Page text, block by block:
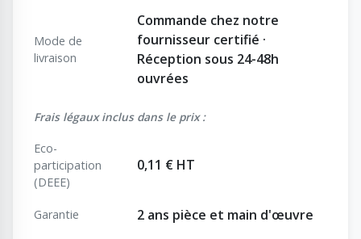
Mode de
livraison
Commande chez notre
fournisseur certifié ·
Réception sous 24-48h
ouvrées
Frais légaux inclus dans le prix :
Eco-
participation
(DEEE)
0,11 € HT
Garantie 2 ans pièce et main d'œuvre